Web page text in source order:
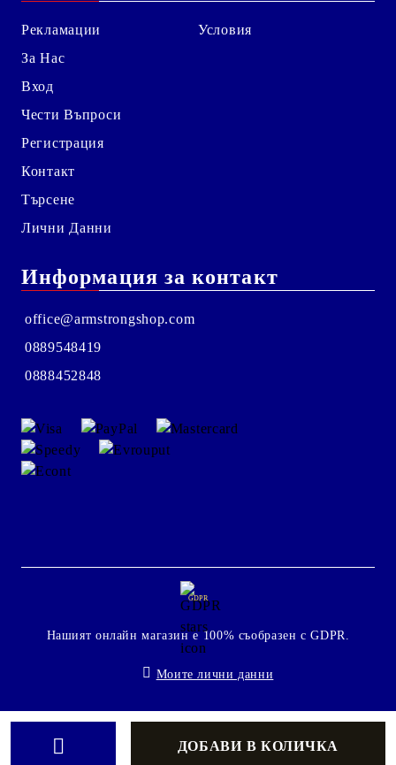
Рекламации
За Нас
Вход
Чести Въпроси
Регистрация
Контакт
Търсене
Лични Данни
Условия
Информация за контакт
office@armstrongshop.com
0889548419
0888452848
GDPR
Нашият онлайн магазин е 100% съобразен с GDPR.
Моите лични данни